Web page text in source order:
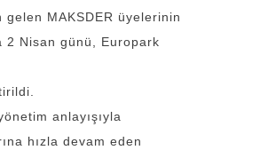
gelen MAKSDER üyelerinin
2 Nisan günü, Europark
anlayışıyla
hızla devam eden